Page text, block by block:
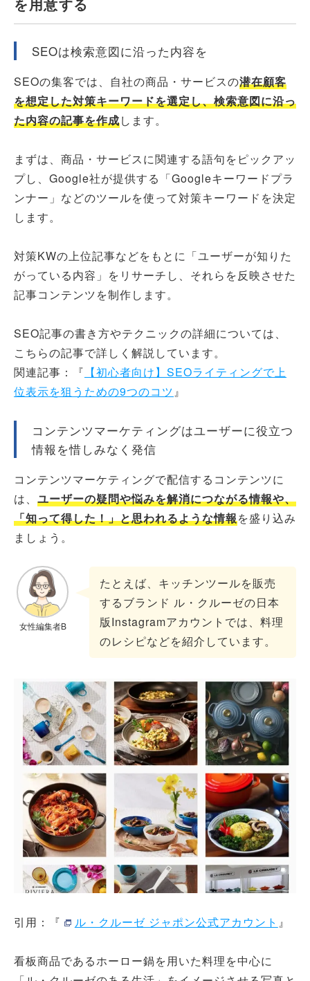
SEOは検索意図に沿った内容を
SEOの集客では、自社の商品・サービスの潜在顧客
を想定した対策キーワードを選定し、検索意図に沿っ
た内容の記事を作成します。
まずは、商品・サービスに関連する語句をピックアッ
プし、Google社が提供する「Googleキーワードプラ
ンナー」などのツールを使って対策キーワードを決定
します。
対策KWの上位記事などをもとに「ユーザーが知りた
がっている内容」をリサーチし、それらを反映させた
記事コンテンツを制作します。
SEO記事の書き方やテクニックの詳細については、
こちらの記事で詳しく解説しています。
関連記事：『 【初心者向け】SEOライティングで上
位表示を狙うための9つのコツ』
コンテンツマーケティングはユーザーに役立つ
情報を惜しみなく発信
コンテンツマーケティングで配信するコンテンツに
は、 ユーザーの疑問や悩みを解消につながる情報や、
「知って得した！」と思われるような情報を盛り込み
ましょう。
女性編集者B
たとえば、キッチンツールを販売
するブランド ル・クルーゼの日本
版Instagramアカウントでは、料理
のレシピなどを紹介しています。
引用：『 ル・クルーゼ ジャポン公式アカウント 』
看板商品であるホーロー鍋を用いた料理を中心に